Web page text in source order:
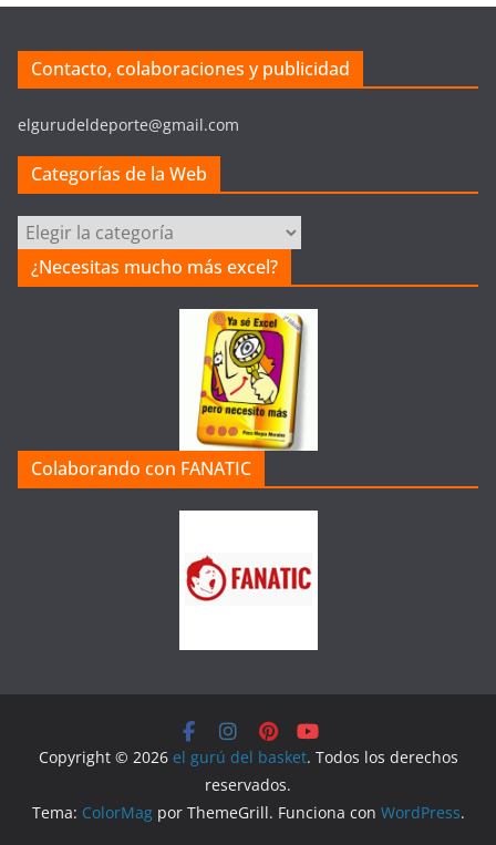
Contacto, colaboraciones y publicidad
elgurudeldeporte@gmail.com
Categorías de la Web
Categorías
de
la
¿Necesitas mucho más excel?
Colaborando con FANATIC
Copyright © 2026 el gurú del basket. Todos los derechos
reservados.
Tema: ColorMagpor ThemeGrill. Funciona con WordPress.